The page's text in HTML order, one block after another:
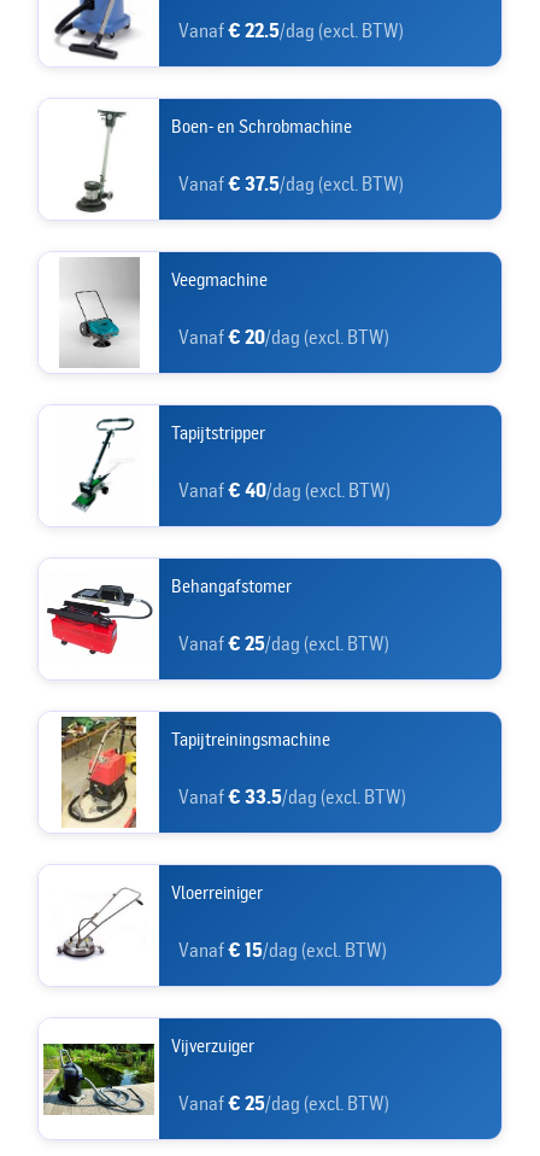
Vanaf€ 22.5/dag (excl. BTW)
Boen- en Schrobmachine
Vanaf€ 37.5/dag (excl. BTW)
Veegmachine
Vanaf€ 20/dag (excl. BTW)
Tapijtstripper
Vanaf€ 40/dag (excl. BTW)
Behangafstomer
Vanaf€ 25/dag (excl. BTW)
Tapijtreiningsmachine
Vanaf€ 33.5/dag (excl. BTW)
Vloerreiniger
Vanaf€ 15/dag (excl. BTW)
Vijverzuiger
Vanaf€ 25/dag (excl. BTW)